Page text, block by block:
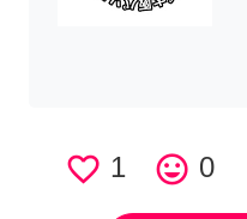
favorite_border 1 tag_faces 0